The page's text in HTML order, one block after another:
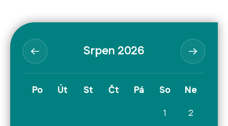
Srpen 2026
Po Út St Čt Pá So
Ne
1
2